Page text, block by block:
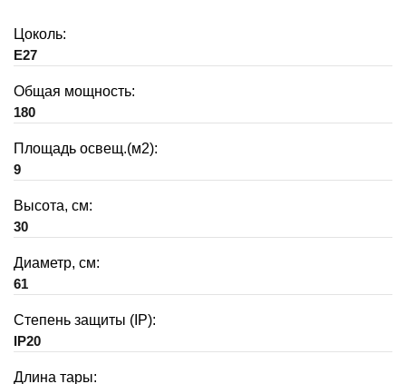
Цоколь:
E27
Общая мощность:
180
Площадь освещ.(м2):
9
Высота, см:
30
Диаметр, см:
61
Степень защиты (IP):
IP20
Длина тары: